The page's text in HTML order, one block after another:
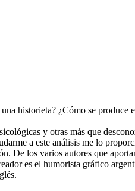
historieta? ¿Cómo se
y otras más que
a este análisis me lo
De los varios autores que
es el humorista gráfico